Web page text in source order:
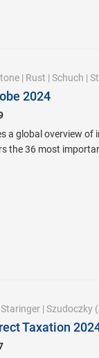
| Rust | Schuch |
2024
a global overview
the 36 most
Staringer| Szudoczky
Taxation